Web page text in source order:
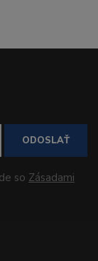
ODOSLAŤ
so Zásadami